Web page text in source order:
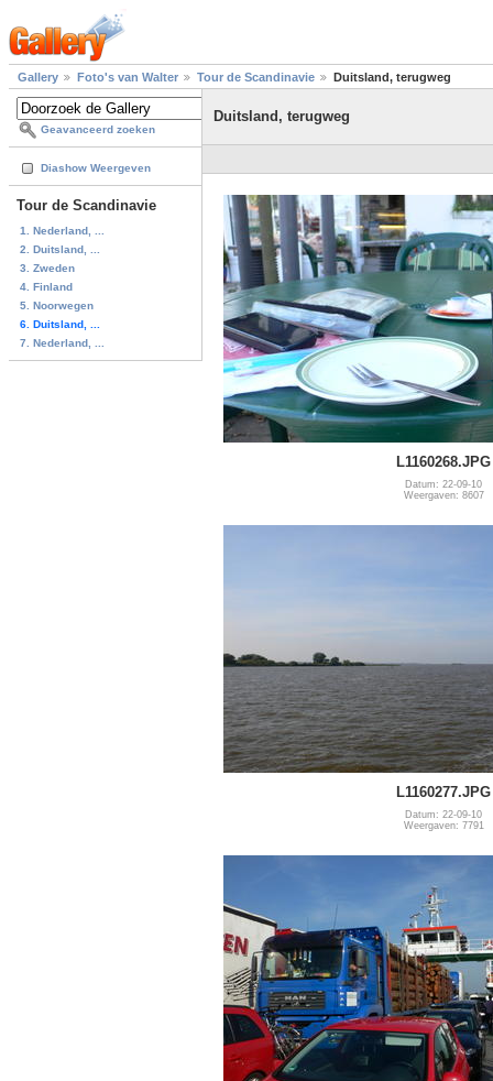
Gallery Foto's van Walter Tour de Scandinavie Duitsland, terugweg
Geavanceerd zoeken
Diashow Weergeven
Tour de Scandinavie
1. Nederland, ...
2. Duitsland, ...
3. Zweden
4. Finland
5. Noorwegen
6. Duitsland, ...
7. Nederland, ...
Duitsland, terugweg
L1160268.JPG
Datum: 22-09-10
Weergaven: 8607
L1160277.JPG
Datum: 22-09-10
Weergaven: 7791